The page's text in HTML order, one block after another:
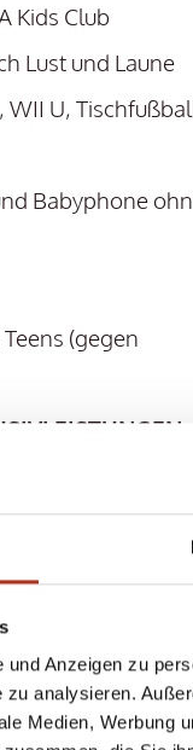
Anzeigen zu
analysieren.
Medien, Werbung
Kids Club
Lust und Laune
WII U,
Babyphone
(gegen